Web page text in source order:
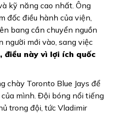
kỹ năng cao nhất. Ông
đốc điều hành của viện,
bang cần chuyển nguồn
người mới vào, sang việc
điều này vì lợi ích quốc
chày Toronto Blue Jays để
mình. Đội bóng nổi tiếng
trong đội, tức Vladimir